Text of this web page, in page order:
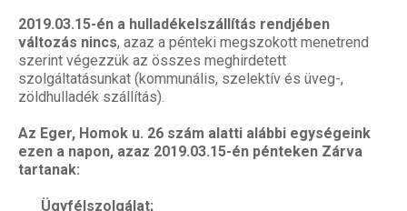
2019.03.15-én a hulladékelszállítás rendjében
változás nincs, azaz a pénteki megszokott menetrend
szerint végezzük az összes meghirdetett
szolgáltatásunkat (kommunális, szelektív és üveg-,
zöldhulladék szállítás).
Az Eger, Homok u. 26 szám alatti alábbi egységeink
ezen a napon, azaz 2019.03.15-én pénteken Zárva
tartanak:
Ügyfélszolgálat;